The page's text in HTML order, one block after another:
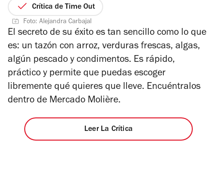
1
Crítica de Time Out
Foto: Alejandra Carbajal
El secreto de su éxito es tan sencillo como lo que
es: un tazón con arroz, verduras frescas, algas,
algún pescado y condimentos. Es rápido,
práctico y permite que puedas escoger
libremente qué quieres que lleve. Encuéntralos
dentro de Mercado Molière.
Leer La Crítica